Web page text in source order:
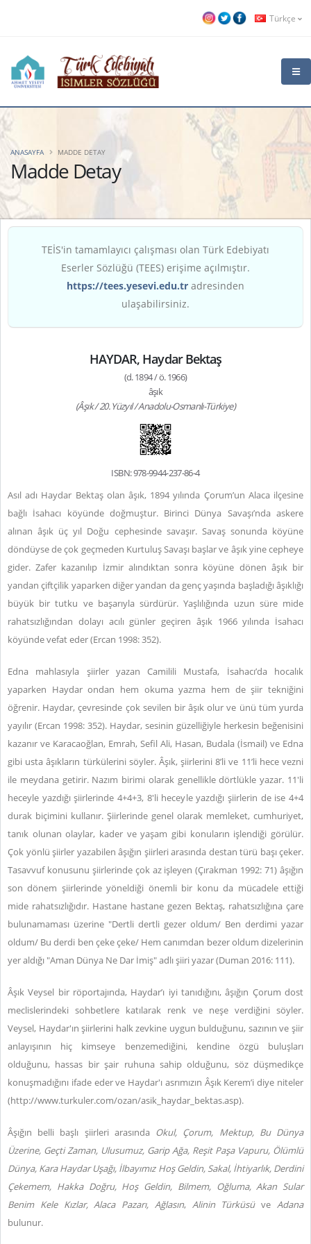
Türkçe
Madde Detay
ANASAYFA MADDE DETAY
TEİS'in tamamlayıcı çalışması olan Türk Edebiyatı
Eserler Sözlüğü (TEES) erişime açılmıştır.
https://tees.yesevi.edu.tr adresinden
ulaşabilirsiniz.
HAYDAR, Haydar Bektaş
(d. 1894 / ö. 1966)
âşık
(Âşık / 20. Yüzyıl / Anadolu-Osmanlı-Türkiye)
ISBN: 978-9944-237-86-4
Asıl adı Haydar Bektaş olan âşık, 1894 yılında Çorum’un Alaca ilçesine
bağlı İsahacı köyünde doğmuştur. Birinci Dünya Savaşı’nda askere
alınan âşık üç yıl Doğu cephesinde savaşır. Savaş sonunda köyüne
döndüyse de çok geçmeden Kurtuluş Savaşı başlar ve âşık yine cepheye
gider. Zafer kazanılıp İzmir alındıktan sonra köyüne dönen âşık bir
yandan çiftçilik yaparken diğer yandan da genç yaşında başladığı âşıklığı
büyük bir tutku ve başarıyla sürdürür. Yaşlılığında uzun süre mide
rahatsızlığından dolayı acılı günler geçiren âşık 1966 yılında İsahacı
köyünde vefat eder (Ercan 1998: 352).
Edna mahlasıyla şiirler yazan Camilili Mustafa, İsahacı’da hocalık
yaparken Haydar ondan hem okuma yazma hem de şiir tekniğini
öğrenir. Haydar, çevresinde çok sevilen bir âşık olur ve ünü tüm yurda
yayılır (Ercan 1998: 352). Haydar, sesinin güzelliğiyle herkesin beğenisini
kazanır ve Karacaoğlan, Emrah, Sefil Ali, Hasan, Budala (İsmail) ve Edna
gibi usta âşıkların türkülerini söyler. Âşık, şiirlerini 8’li ve 11’li hece vezni
ile meydana getirir. Nazım birimi olarak genellikle dörtlükle yazar. 11'li
heceyle yazdığı şiirlerinde 4+4+3, 8'li heceyle yazdığı şiirlerin de ise 4+4
durak biçimini kullanır. Şiirlerinde genel olarak memleket, cumhuriyet,
tanık olunan olaylar, kader ve yaşam gibi konuların işlendiği görülür.
Çok yönlü şiirler yazabilen âşığın şiirleri arasında destan türü başı çeker.
Tasavvuf konusunu şiirlerinde çok az işleyen (Çırakman 1992: 71) âşığın
son dönem şiirlerinde yöneldiği önemli bir konu da mücadele ettiği
mide rahatsızlığıdır. Hastane hastane gezen Bektaş, rahatsızlığına çare
bulunamaması üzerine "Dertli dertli gezer oldum/ Ben derdimi yazar
oldum/ Bu derdi ben çeke çeke/ Hem canımdan bezer oldum dizelerinin
yer aldığı "Aman Dünya Ne Dar İmiş" adlı şiiri yazar (Duman 2016: 111).
Âşık Veysel bir röportajında, Haydar’ı iyi tanıdığını, âşığın Çorum dost
meclislerindeki sohbetlere katılarak renk ve neşe verdiğini söyler.
Veysel, Haydar'ın şiirlerini halk zevkine uygun bulduğunu, sazının ve şiir
anlayışının hiç kimseye benzemediğini, kendine özgü buluşları
olduğunu, hassas bir şair ruhuna sahip olduğunu, söz düşmedikçe
konuşmadığını ifade eder ve Haydar'ı asrımızın Âşık Kerem’i diye niteler
(http://www.turkuler.com/ozan/asik_haydar_bektas.asp).
Âşığın belli başlı şiirleri arasında Okul, Çorum, Mektup, Bu Dünya
Üzerine, Geçti Zaman, Ulusumuz, Garip Ağa, Reşit Paşa Vapuru, Ölümlü
Dünya, Kara Haydar Uşağı, İlbayımız Hoş Geldin, Sakal, İhtiyarlık, Derdini
Çekemem, Hakka Doğru, Hoş Geldin, Bilmem, Oğluma, Akan Sular
Benim Kele Kızlar, Alaca Pazarı, Ağlasın, Alinin TürküsüveAdana
bulunur.